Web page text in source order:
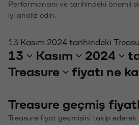
Performansını ve tarihindeki önemli
iyi analiz edin.
13 Kasım 2024 tarihindeki
13 Kasım 2024
Treasure
fiyatı ne
Treasure geçmiş
Treasure fiyat geçmişini takip ederek